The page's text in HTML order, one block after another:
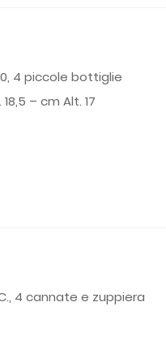
4 piccole bottiglie
– cm Alt. 17
4 cannate e zuppiera